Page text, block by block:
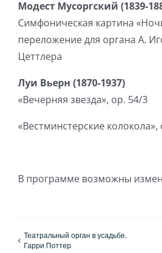
Модест Мусоргский (1839-
Симфоническая картина
переложение для органа А.
Цеттлера
Луи Вьерн (1870-1937)
«Вечерняя звезда», op. 54/3
«Вестминстерские колокола»,
В программе возможны
Театральный орган в усадьбе.
Гарри Поттер